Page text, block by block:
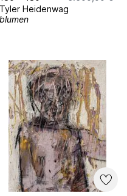
Tyler Heidenwag
blumen